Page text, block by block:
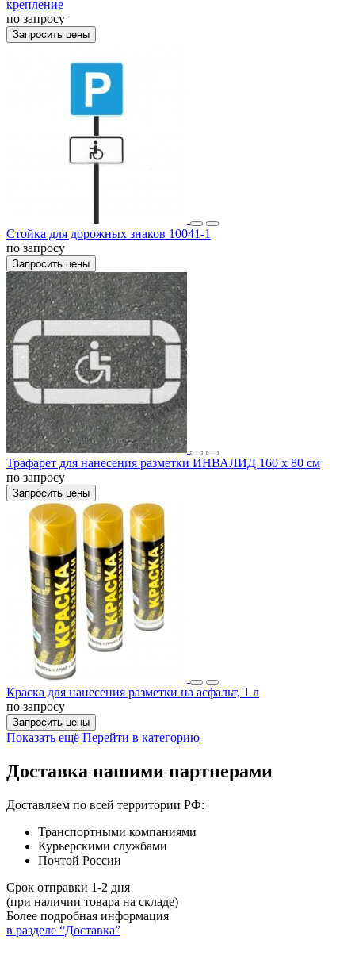
крепление
по запросу
Запросить цены
Стойка для дорожных знаков 10041-1
по запросу
Запросить цены
Трафарет для нанесения разметки ИНВАЛИД 160 х 80 см
по запросу
Запросить цены
Краска для нанесения разметки на асфальт, 1 л
по запросу
Запросить цены
Показать ещё Перейти в категорию
Доставка нашими партнерами
Доставляем по всей территории РФ:
Транспортными компаниями
Курьерскими службами
Почтой России
Срок отправки 1-2 дня
(при наличии товара на складе)
Более подробная информация
в разделе “Доставка”